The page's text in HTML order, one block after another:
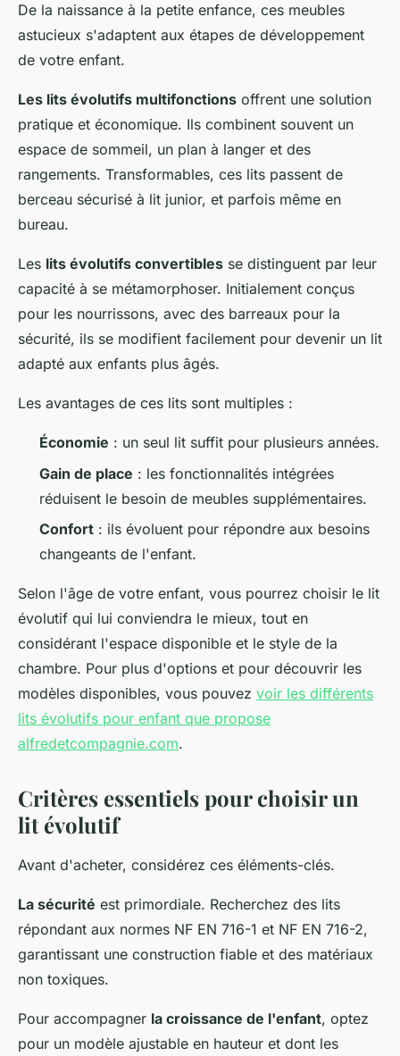
De la naissance à la petite enfance, ces meubles
astucieux s'adaptent aux étapes de développement
de votre enfant.
Les lits évolutifs multifonctions offrent une solution
pratique et économique. Ils combinent souvent un
espace de sommeil, un plan à langer et des
rangements. Transformables, ces lits passent de
berceau sécurisé à lit junior, et parfois même en
bureau.
Les lits évolutifs convertibles se distinguent par leur
capacité à se métamorphoser. Initialement conçus
pour les nourrissons, avec des barreaux pour la
sécurité, ils se modifient facilement pour devenir un lit
adapté aux enfants plus âgés.
Les avantages de ces lits sont multiples :
Économie : un seul lit suffit pour plusieurs années.
Gain de place : les fonctionnalités intégrées
réduisent le besoin de meubles supplémentaires.
Confort : ils évoluent pour répondre aux besoins
changeants de l'enfant.
Selon l'âge de votre enfant, vous pourrez choisir le lit
évolutif qui lui conviendra le mieux, tout en
considérant l'espace disponible et le style de la
chambre. Pour plus d'options et pour découvrir les
modèles disponibles, vous pouvez voir les différents
lits évolutifs pour enfant que propose
alfredetcompagnie.com.
Critères essentiels pour choisir un
lit évolutif
Avant d'acheter, considérez ces éléments-clés.
La sécurité est primordiale. Recherchez des lits
répondant aux normes NF EN 716-1 et NF EN 716-2,
garantissant une construction fiable et des matériaux
non toxiques.
Pour accompagner la croissance de l'enfant, optez
pour un modèle ajustable en hauteur et dont les